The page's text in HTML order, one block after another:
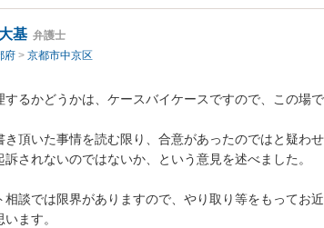
基 弁護士
府 > 京都市中京区
るかどうかは、ケースバイケースですので、この場で
き頂いた事情を読む限り、合意があったのではと疑わ
されないのではないか、という意見を述べました。
相談では限界がありますので、やり取り等をもってお
ます。